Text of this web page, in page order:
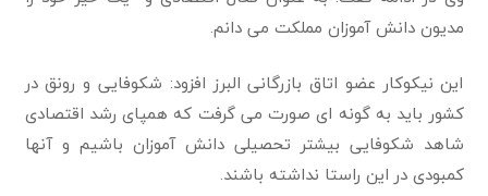
مدیون دانش آموزان مملکت می دانم.
این نیکوکار عضو اتاق بازرگانی البرز افزود: شکوفایی و رونق در
کشور باید به گونه ای صورت می گرفت که همپای رشد اقتصادی
شاهد شکوفایی بیشتر تحصیلی دانش آموزان باشیم و آنها
کمبودی در این راستا نداشته باشند.